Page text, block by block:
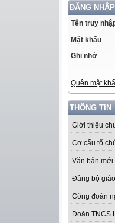
ĐĂNG NHẬP
Tên truy
Mật khẩu
Ghi nhớ
Quên mật
THÔNG TIN
Giới thiệu
Cơ cấu tổ
Văn bản mới
Đảng bộ
Công đoàn
Đoàn TNCS